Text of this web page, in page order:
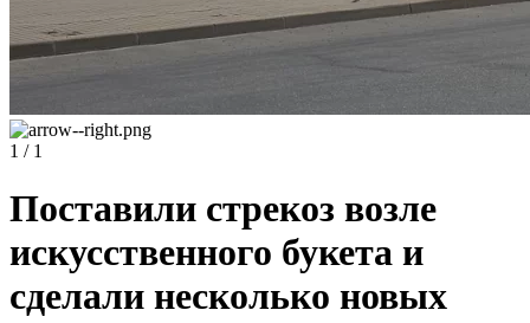
1 / 1
Поставили стрекоз возле
искусственного букета и
сделали несколько новых